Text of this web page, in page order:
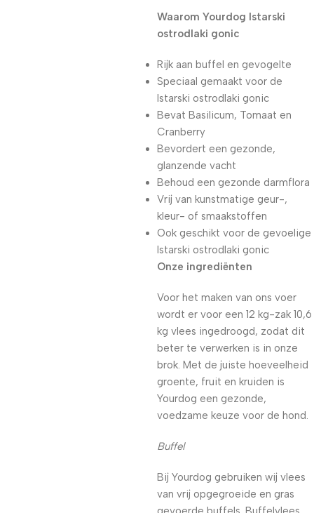
Waarom Yourdog Istarski
ostrodlaki gonic
Rijk aan buffel en gevogelte
Speciaal gemaakt voor de
Istarski ostrodlaki gonic
Bevat Basilicum, Tomaat en
Cranberry
Bevordert een gezonde,
glanzende vacht
Behoud een gezonde darmflora
Vrij van kunstmatige geur-,
kleur- of smaakstoffen
Ook geschikt voor de gevoelige
Istarski ostrodlaki gonic
Onze ingrediënten
Voor het maken van ons voer
wordt er voor een 12 kg-zak 10,6
kg vlees ingedroogd, zodat dit
beter te verwerken is in onze
brok. Met de juiste hoeveelheid
groente, fruit en kruiden is
Yourdog een gezonde,
voedzame keuze voor de hond.
Buffel
Bij Yourdog gebruiken wij vlees
van vrij opgegroeide en gras